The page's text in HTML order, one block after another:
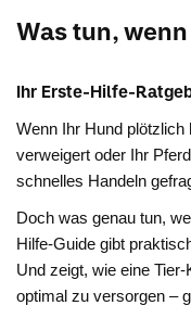
Was tun,
Ihr Erste-Hilfe-
Wenn Ihr Hund
verweigert oder Ihr
schnelles Handeln
Doch was genau tun,
Hilfe-Guide gibt
Und zeigt, wie eine
optimal zu versorgen –